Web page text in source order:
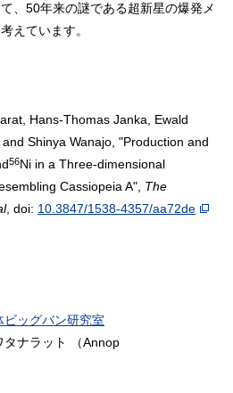
、50年来の謎である超新星の爆発メ
えています。
Hans-Thomas Janka, Ewald
Shinya Wanajo, "Production and
56Ni in a Three-dimensional
Cassiopeia A", The
, doi: 10.3847/1538-4357/aa72de
ビッグバン研究室
ナラット （Annop